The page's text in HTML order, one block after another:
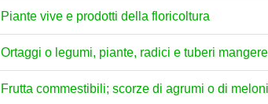
Piante vive e prodotti della floricoltura
Ortaggi o legumi, piante, radici e tuberi
Frutta commestibili; scorze di agrumi o di meloni